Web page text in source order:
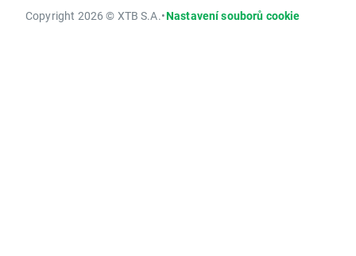
Copyright 2026 © XTB S.A.•Nastavení souborů cookie